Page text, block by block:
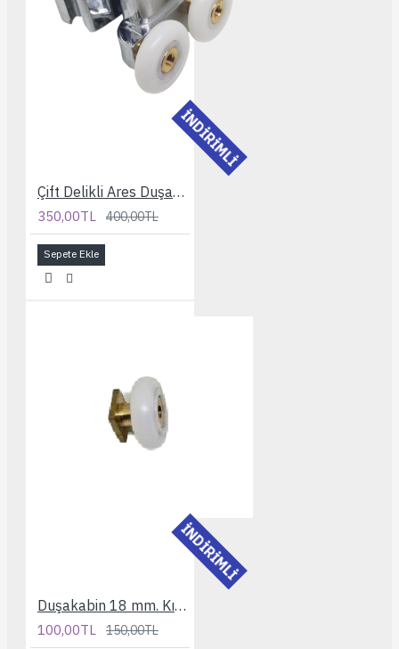
İNDİRİMLİ
Çift Delikli Ares Duşakabin Rulmanı
350,00TL 400,00TL
Sepete Ekle
İNDİRİMLİ
Duşakabin 18 mm. Kısa Bilyelı Rulman
100,00TL 150,00TL